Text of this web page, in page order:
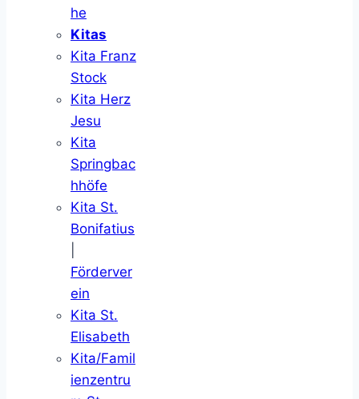
he
Kitas
Kita Franz
Stock
Kita Herz
Jesu
Kita
Springbac
hhöfe
Kita St.
Bonifatius
Förderver
ein
Kita St.
Elisabeth
Kita/Famil
ienzentru